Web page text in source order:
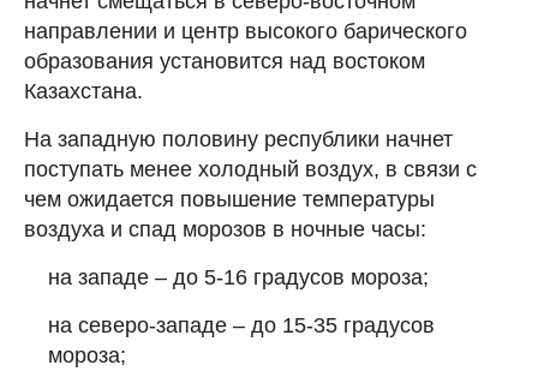
направлении и центр высокого барического
образования установится над востоком
Казахстана.
На западную половину республики начнет
поступать менее холодный воздух, в связи с
чем ожидается повышение температуры
воздуха и спад морозов в ночные часы:
на западе – до 5-16 градусов мороза;
на северо-западе – до 15-35 градусов
мороза;